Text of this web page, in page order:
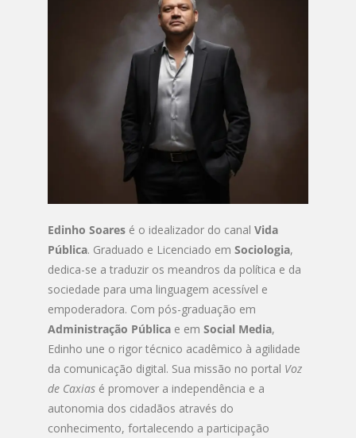
Edinho Soares é o idealizador do canal Vida
Pública. Graduado e Licenciado em Sociologia,
dedica-se a traduzir os meandros da política e da
sociedade para uma linguagem acessível e
empoderadora. Com pós-graduação em
Administração Pública e em Social Media,
Edinho une o rigor técnico acadêmico à agilidade
da comunicação digital. Sua missão no portal Voz
de Caxias é promover a independência e a
autonomia dos cidadãos através do
conhecimento, fortalecendo a participação